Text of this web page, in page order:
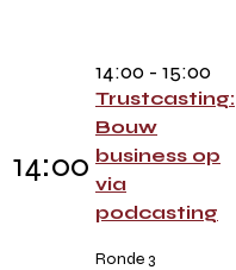
14:00
14:00 - 15:00
Trustcasting:
Bouw
business op
via
podcasting
Ronde 3